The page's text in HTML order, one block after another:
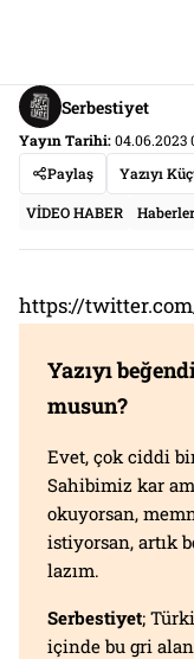
Serbestiyet
Yayın Tarihi:04.06.2023
Paylaş
Yazıyı
VİDEO HABER Haberler
https://
Yazıyı
musun?
Evet, çok ciddi
Sahibimiz kar
okuyorsan,
istiyorsan, artık
lazım.
Serbestiyet;
içinde bu gri